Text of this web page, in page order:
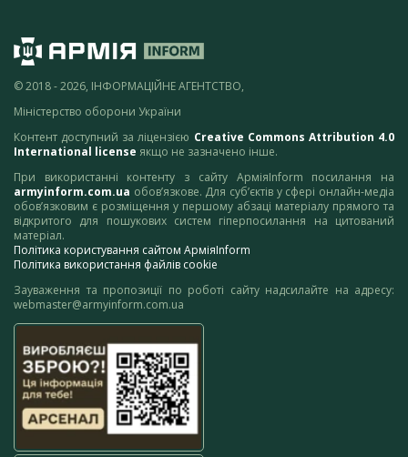
© 2018 - 2026, ІНФОРМАЦІЙНЕ АГЕНТСТВО,
Міністерство оборони України
Контент доступний за ліцензією Creative Commons Attribution 4.0
International license якщо не зазначено інше.
При використанні контенту з сайту АрміяInform посилання на
armyinform.com.ua обов’язкове. Для суб’єктів у сфері онлайн-медіа
обов’язковим є розміщення у першому абзаці матеріалу прямого та
відкритого для пошукових систем гіперпосилання на цитований
матеріал.
Політика користування сайтом АрміяInform
Політика використання файлів cookie
Зауваження та пропозиції по роботі сайту надсилайте на адресу:
webmaster@armyinform.com.ua